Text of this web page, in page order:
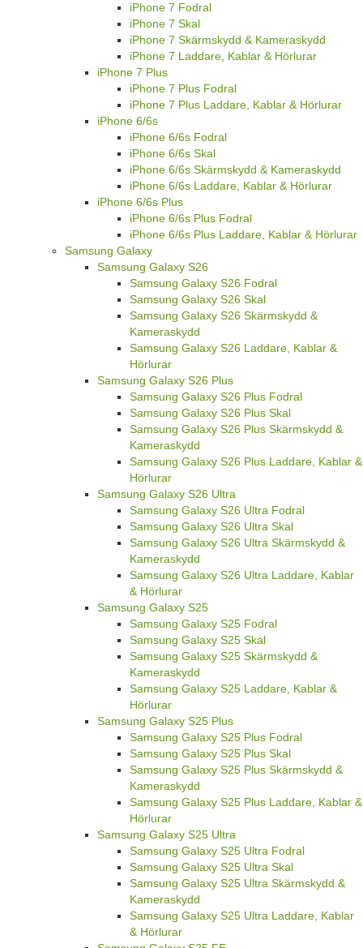
iPhone 7 Fodral
iPhone 7 Skal
iPhone 7 Skärmskydd & Kameraskydd
iPhone 7 Laddare, Kablar & Hörlurar
iPhone 7 Plus
iPhone 7 Plus Fodral
iPhone 7 Plus Laddare, Kablar & Hörlurar
iPhone 6/6s
iPhone 6/6s Fodral
iPhone 6/6s Skal
iPhone 6/6s Skärmskydd & Kameraskydd
iPhone 6/6s Laddare, Kablar & Hörlurar
iPhone 6/6s Plus
iPhone 6/6s Plus Fodral
iPhone 6/6s Plus Laddare, Kablar & Hörlurar
Samsung Galaxy
Samsung Galaxy S26
Samsung Galaxy S26 Fodral
Samsung Galaxy S26 Skal
Samsung Galaxy S26 Skärmskydd &
Kameraskydd
Samsung Galaxy S26 Laddare, Kablar &
Hörlurar
Samsung Galaxy S26 Plus
Samsung Galaxy S26 Plus Fodral
Samsung Galaxy S26 Plus Skal
Samsung Galaxy S26 Plus Skärmskydd &
Kameraskydd
Samsung Galaxy S26 Plus Laddare, Kablar &
Hörlurar
Samsung Galaxy S26 Ultra
Samsung Galaxy S26 Ultra Fodral
Samsung Galaxy S26 Ultra Skal
Samsung Galaxy S26 Ultra Skärmskydd &
Kameraskydd
Samsung Galaxy S26 Ultra Laddare, Kablar
& Hörlurar
Samsung Galaxy S25
Samsung Galaxy S25 Fodral
Samsung Galaxy S25 Skal
Samsung Galaxy S25 Skärmskydd &
Kameraskydd
Samsung Galaxy S25 Laddare, Kablar &
Hörlurar
Samsung Galaxy S25 Plus
Samsung Galaxy S25 Plus Fodral
Samsung Galaxy S25 Plus Skal
Samsung Galaxy S25 Plus Skärmskydd &
Kameraskydd
Samsung Galaxy S25 Plus Laddare, Kablar &
Hörlurar
Samsung Galaxy S25 Ultra
Samsung Galaxy S25 Ultra Fodral
Samsung Galaxy S25 Ultra Skal
Samsung Galaxy S25 Ultra Skärmskydd &
Kameraskydd
Samsung Galaxy S25 Ultra Laddare, Kablar
& Hörlurar